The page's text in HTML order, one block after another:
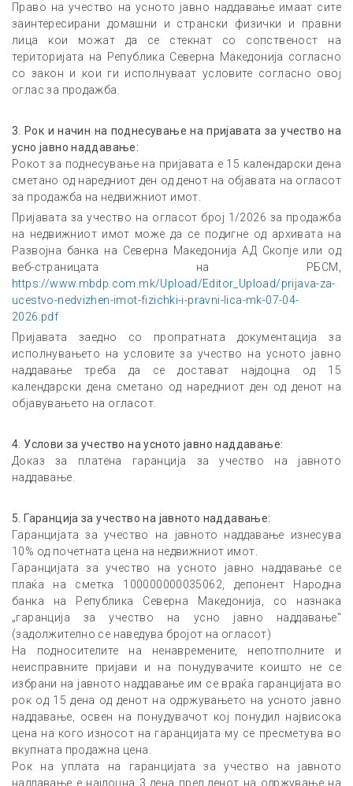
Право на учество на усното јавно наддавање имаат сите
заинтересирани домашни и странски физички и правни
лица кои можат да се стекнат со сопственост на
територијата на Република Северна Македонија согласно
со закон и кои ги исполнуваат условите согласно овој
оглас за продажба.
3.
Рок и начин на поднесување на пријавата за учество на
усно јавно наддавање:
Рокот за поднесување на пријавата е 15 календарски дена
сметано од наредниот ден од денот на објавата на огласот
за продажба на недвижниот имот.
Пријавата за учество на огласот број 1/2026 за продажба
на недвижниот имот може да се подигне од архивата на
Развојна банка на Северна Македонија АД Скопје или од
веб-страницата на РБСМ,
https://www.mbdp.com.mk/Upload/Editor_Upload/prijava-za-
ucestvo-nedvizhen-imot-fizichki-i-pravni-lica-mk-07-04-
2026.pdf
Пријавата заедно со пропратната документација за
исполнувањето на условите за учество на усното јавно
наддавање треба да се достават најдоцна од 15
календарски дена сметано од наредниот ден од денот на
објавувањето на огласот.
4 Услови за учество на усното јавно наддавање:
Доказ за платена гаранција за учество на јавното
наддавање.
5
Гаранција за учество на јавното наддавање:
Гаранцијата за учество на јавното наддавање изнесува
10% од почетната цена на недвижниот имот.
Гаранцијата за учество на усното јавно наддавање се
плаќа на сметка 100000000035062, депонент Народна
банка на Република Северна Македонија, со назнака
„гаранција за учество на усно јавно наддавање“
(задолжително се наведува бројот на огласот)
На подносителите на ненавремените, непотполните и
неисправните пријави и на понудувачите коишто не се
избрани на јавното наддавање им се враќа гаранцијата во
рок од 15 дена од денот на одржувањето на усното јавно
наддавање, освен на понудувачот кој понудил највисока
цена на кого износот на гаранцијата му се пресметува во
вкупната продажна цена.
Рок на уплата на гаранцијата за учество на јавното
наддавање е најдоцна 3 дена пред денот на одржување на